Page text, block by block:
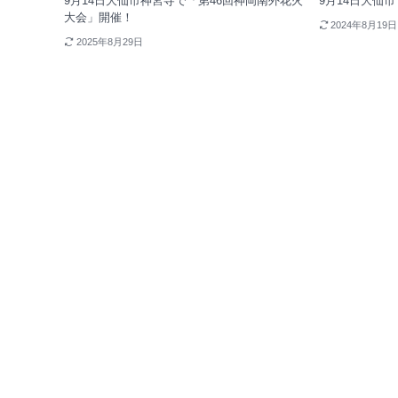
大会」開催！
2025年8月29日
2024年8月19日